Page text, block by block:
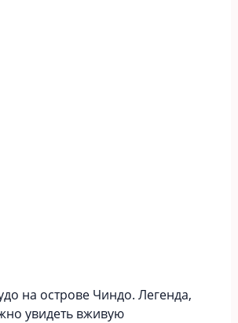
на острове Чиндо. Легенда,
увидеть вживую